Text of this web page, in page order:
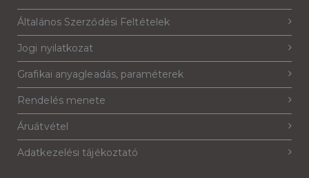
Általános Szerződési Feltételek
Jogi nyilatkozat
Grafikai anyagleadás, paraméterek
Rendelés menete
Áruátvétel
Adatkezelési tájékoztató